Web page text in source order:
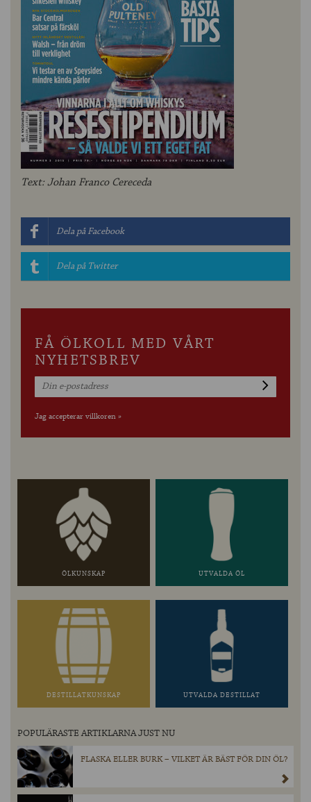
Text: Johan Franco Cereceda
Dela på Facebook
Dela på Twitter
FÅ ÖLKOLL MED VÅRT
NYHETSBREV
Jag accepterar villkoren »
ÖLKUNSKAP UTVALDA ÖL
DESTILLATKUNSKAP UTVALDA DESTILLAT
POPULÄRASTE ARTIKLARNA JUST NU
FLASKA ELLER BURK – VILKET ÄR BÄST FÖR DIN ÖL?